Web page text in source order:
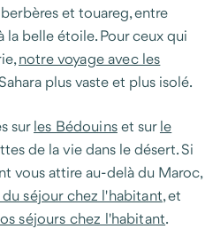
et touareg, entre
la belle étoile. Pour ceux qui
notre voyage avec les
plus vaste et plus isolé.
surles Bédouinset surle
de la vie dans le désert. Si
vous attire au-delà du Maroc,
séjour chez l'habitant, et
séjours chez l'habitant.